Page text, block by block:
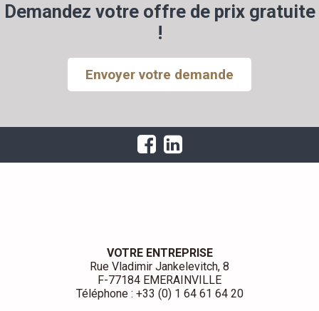
Demandez votre offre de prix gratuite
!
Envoyer votre demande
VOTRE ENTREPRISE
Rue Vladimir Jankelevitch, 8
F-77184 EMERAINVILLE
Téléphone : +33 (0) 1 64 61 64 20